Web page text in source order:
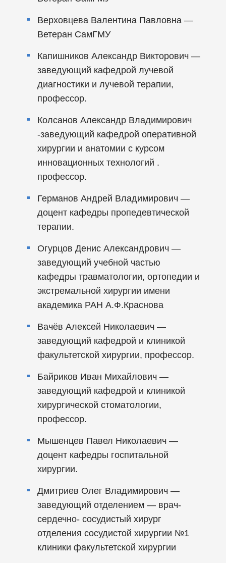
Верховцева Валентина Павловна —
Ветеран СамГМУ
Капишников Александр Викторович —
заведующий кафедрой лучевой
диагностики и лучевой терапии,
профессор.
Колсанов Александр Владимирович
-заведующий кафедрой оперативной
хирургии и анатомии с курсом
инновационных технологий .
профессор.
Германов Андрей Владимирович —
доцент кафедры пропедевтической
терапии.
Огурцов Денис Александрович —
заведующий учебной частью
кафедры травматологии, ортопедии и
экстремальной хирургии имени
академика РАН А.Ф.Краснова
Вачёв Алексей Николаевич —
заведующий кафедрой и клиникой
факультетской хирургии, профессор.
Байриков Иван Михайлович —
заведующий кафедрой и клиникой
хирургической стоматологии,
профессор.
Мышенцев Павел Николаевич —
доцент кафедры госпитальной
хирургии.
Дмитриев Олег Владимирович —
заведующий отделением — врач-
сердечно- сосудистый хирург
отделения сосудистой хирургии №1
клиники факультетской хирургии